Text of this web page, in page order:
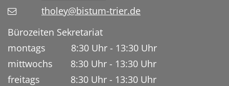
tholey@bistum-trier.de
Bürozeiten Sekretariat
montags 8:30 Uhr - 13:30 Uhr
mittwochs 8:30 Uhr - 13:30 Uhr
freitags 8:30 Uhr - 13:30 Uhr